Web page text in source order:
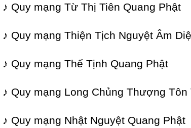
♪ Quy mạng Từ Thị Tiên Quang Phật
♪ Quy mạng Thiện Tịch Nguyệt Âm
♪ Quy mạng Thế Tịnh Quang Phật
♪ Quy mạng Long Chủng Thượng
♪ Quy mạng Nhật Nguyệt Quang Phật